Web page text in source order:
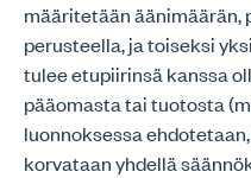
määritetään äänimäärän,
perusteella, ja toiseksi
tulee etupiirinsä kanssa
pääomasta tai tuotosta
luonnoksessa
korvataan yhdellä